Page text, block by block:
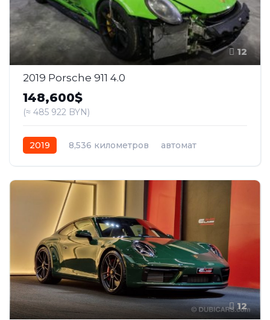
12
2019 Porsche 911 4.0
148,600$
(≈ 485 922 BYN)
2019 8,536 километров
автомат
12